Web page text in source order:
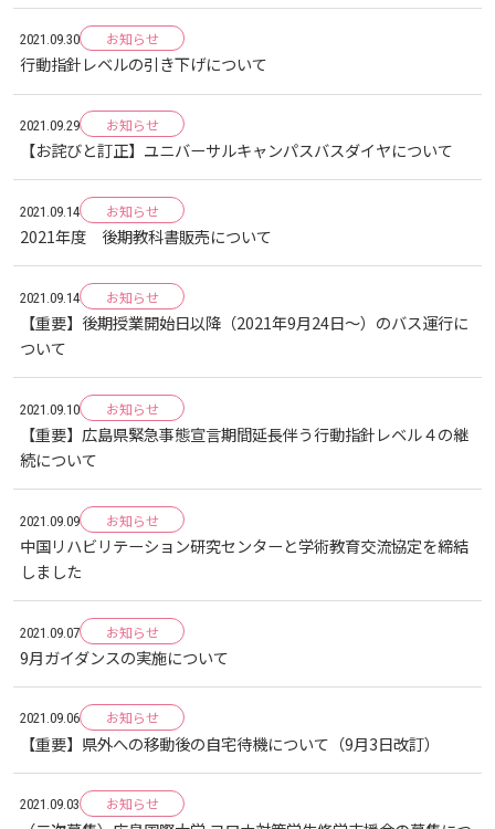
カリキュラム・ポリシー（2020～2022年度入学
生）
カリキュラム・ポリシー（2016～2019年度保健医
療・総合リハ・医療福祉・医療経営・看護）
カリキュラム・ポリシー（2016～2019年度心理・
薬・医療栄養）
カリキュラム・ポリシー（2015年度以前入学生）
ディプロマ・ポリシー（2020～2023年度入学生）
ディプロマ・ポリシー（2015年度以前入学生）
大学院ディプロマ・ポリシー（2024年度入学生）
大学院ディプロマ・ポリシー（2021～2023年度入
学生）
大学院ディプロマ・ポリシー（2020年度以前入学
生）
学園からのメッセージ
学長メッセージ
大学章と大学旗
UI（ユニバーシティ・アイデンティティ）
大学歌
学園・姉妹校のご案内
臨床教授制度について
財務・事業計画等について
教職課程について
自己点検・評価
大学機関別認証評価
薬学部薬学科の自己点検・評価について
自己評価書
大学院実践臨床心理学専攻 自己点検・評価報告書
大学院薬学研究科 自己点検・評価報告書
文部科学省への設置認可・届出書類・履行状況報
高等教育の修学支援新制度
ガバナンス・コード
受講生授業アンケート結果
卒業生・進路先 調査結果
学生寮・学生研修棟
宿泊施設
東広島キャンパス
呉キャンパス
基盤教育センター
基盤教育センターでの教育活動・概要
講座のご案内
入学予定者へのお知らせ
合格者の方へのメッセージ
入学準備学習プログラム
情報端末の必携化について
感染予防にかかる抗体価検査について
ビジュランクラウド
専門職連携教育センター
広国IPEとは
広国IPE用語集
情報メディアラーニングセンター
ICTサポート
図書館概要
利用案内（学外利用者）
電子ブック・電子ジャーナルなど
情報センター
学内ネットワークの概要
東広島キャンパス
呉キャンパス
学内向け専用ページ
広国ポータルサイト
ラーニング・コモンズ
トレーニングルーム
資格取得奨励金制度
安全保障貿易管理
研究倫理
連携・協定について
研究情報の公開について（オプトアウト）
子ども向け体験講座
子ども向け体験講座 過去の開講コース
ボランティア活動
科目等履修生制度
広島国際大学Town＆Gownoffice東広島
健幸ステーション
広国市民大学
広国市民大学とは
広国市民大学（市民カレッジ）学生募集
広国市民大学 過去の開講コース
しあわせ健康センター
大学見学・体験をご希望の方（一般の団体様）
地域連携に関するご意見募集
海外研修
学生短期海外研修
海外専門研修
外国人留学生
国際交流イベント
アジア介護・福祉教育研修センター
JP（日本語） EN（英語） CH（中国語）
2021.09.30 お知らせ
⾏動指針レベルの引き下げについて
2021.09.29 お知らせ
【お詫びと訂正】ユニバーサルキャンパスバスダイヤについて
2021.09.14 お知らせ
2021年度 後期教科書販売について
2021.09.14 お知らせ
【重要】後期授業開始日以降（2021年9月24日～）のバス運行に
ついて
2021.09.10 お知らせ
【重要】広島県緊急事態宣言期間延長伴う行動指針レベル４の継
続について
2021.09.09 お知らせ
中国リハビリテーション研究センターと学術教育交流協定を締結
しました
2021.09.07 お知らせ
9月ガイダンスの実施について
2021.09.06 お知らせ
【重要】県外への移動後の自宅待機について（9月3日改訂）
2021.09.03 お知らせ
2015
2014
2013
2012
2011
2010
2009